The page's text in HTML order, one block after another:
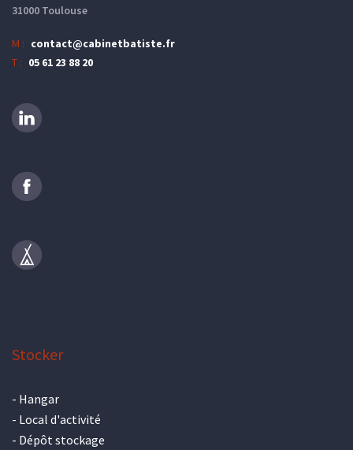
31000 Toulouse
M : contact@cabinetbatiste.fr
T : 05 61 23 88 20
Stocker
- Hangar
- Local d'activité
- Dépôt stockage